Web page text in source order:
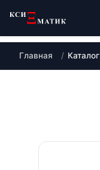
Главная Каталог